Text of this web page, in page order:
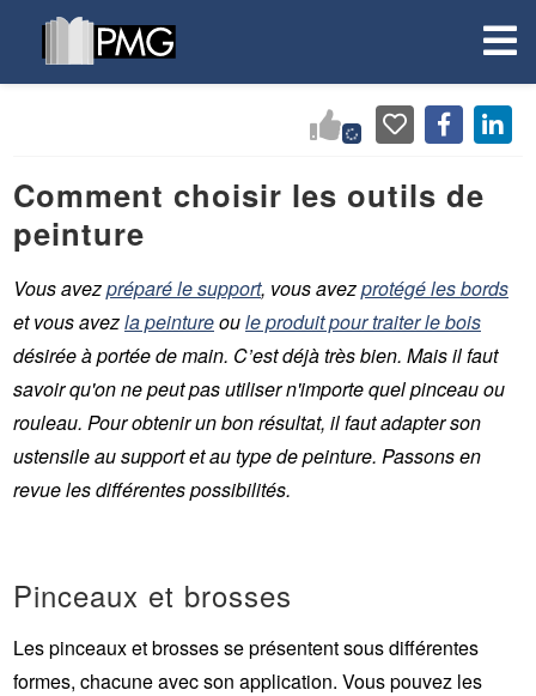
Comment choisir les outils de
peinture
Vous avezpréparé le support, vous avezprotégé les bords
et vous avezla peintureoule produit pour traiter le bois
désirée à portée de main. C’est déjà très bien. Mais il faut
savoir qu'on ne peut pas utiliser n'importe quel pinceau ou
rouleau. Pour obtenir un bon résultat, il faut adapter son
ustensile au support et au type de peinture. Passons en
revue les différentes possibilités.
Pinceaux et brosses
Les pinceaux et brosses se présentent sous différentes
formes, chacune avec son application. Vous pouvez les